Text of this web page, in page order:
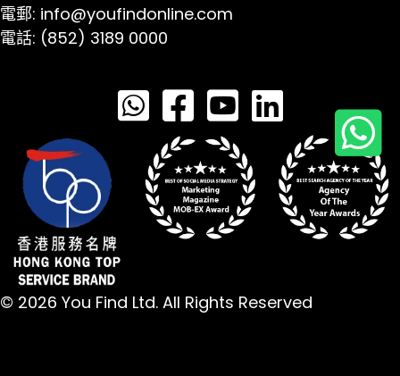
電郵: info@youfindonline.com
電話: (852) 3189 0000
© 2026 You Find Ltd. All Rights Reserved